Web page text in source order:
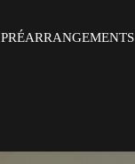
PRÉARRANGEMENTS